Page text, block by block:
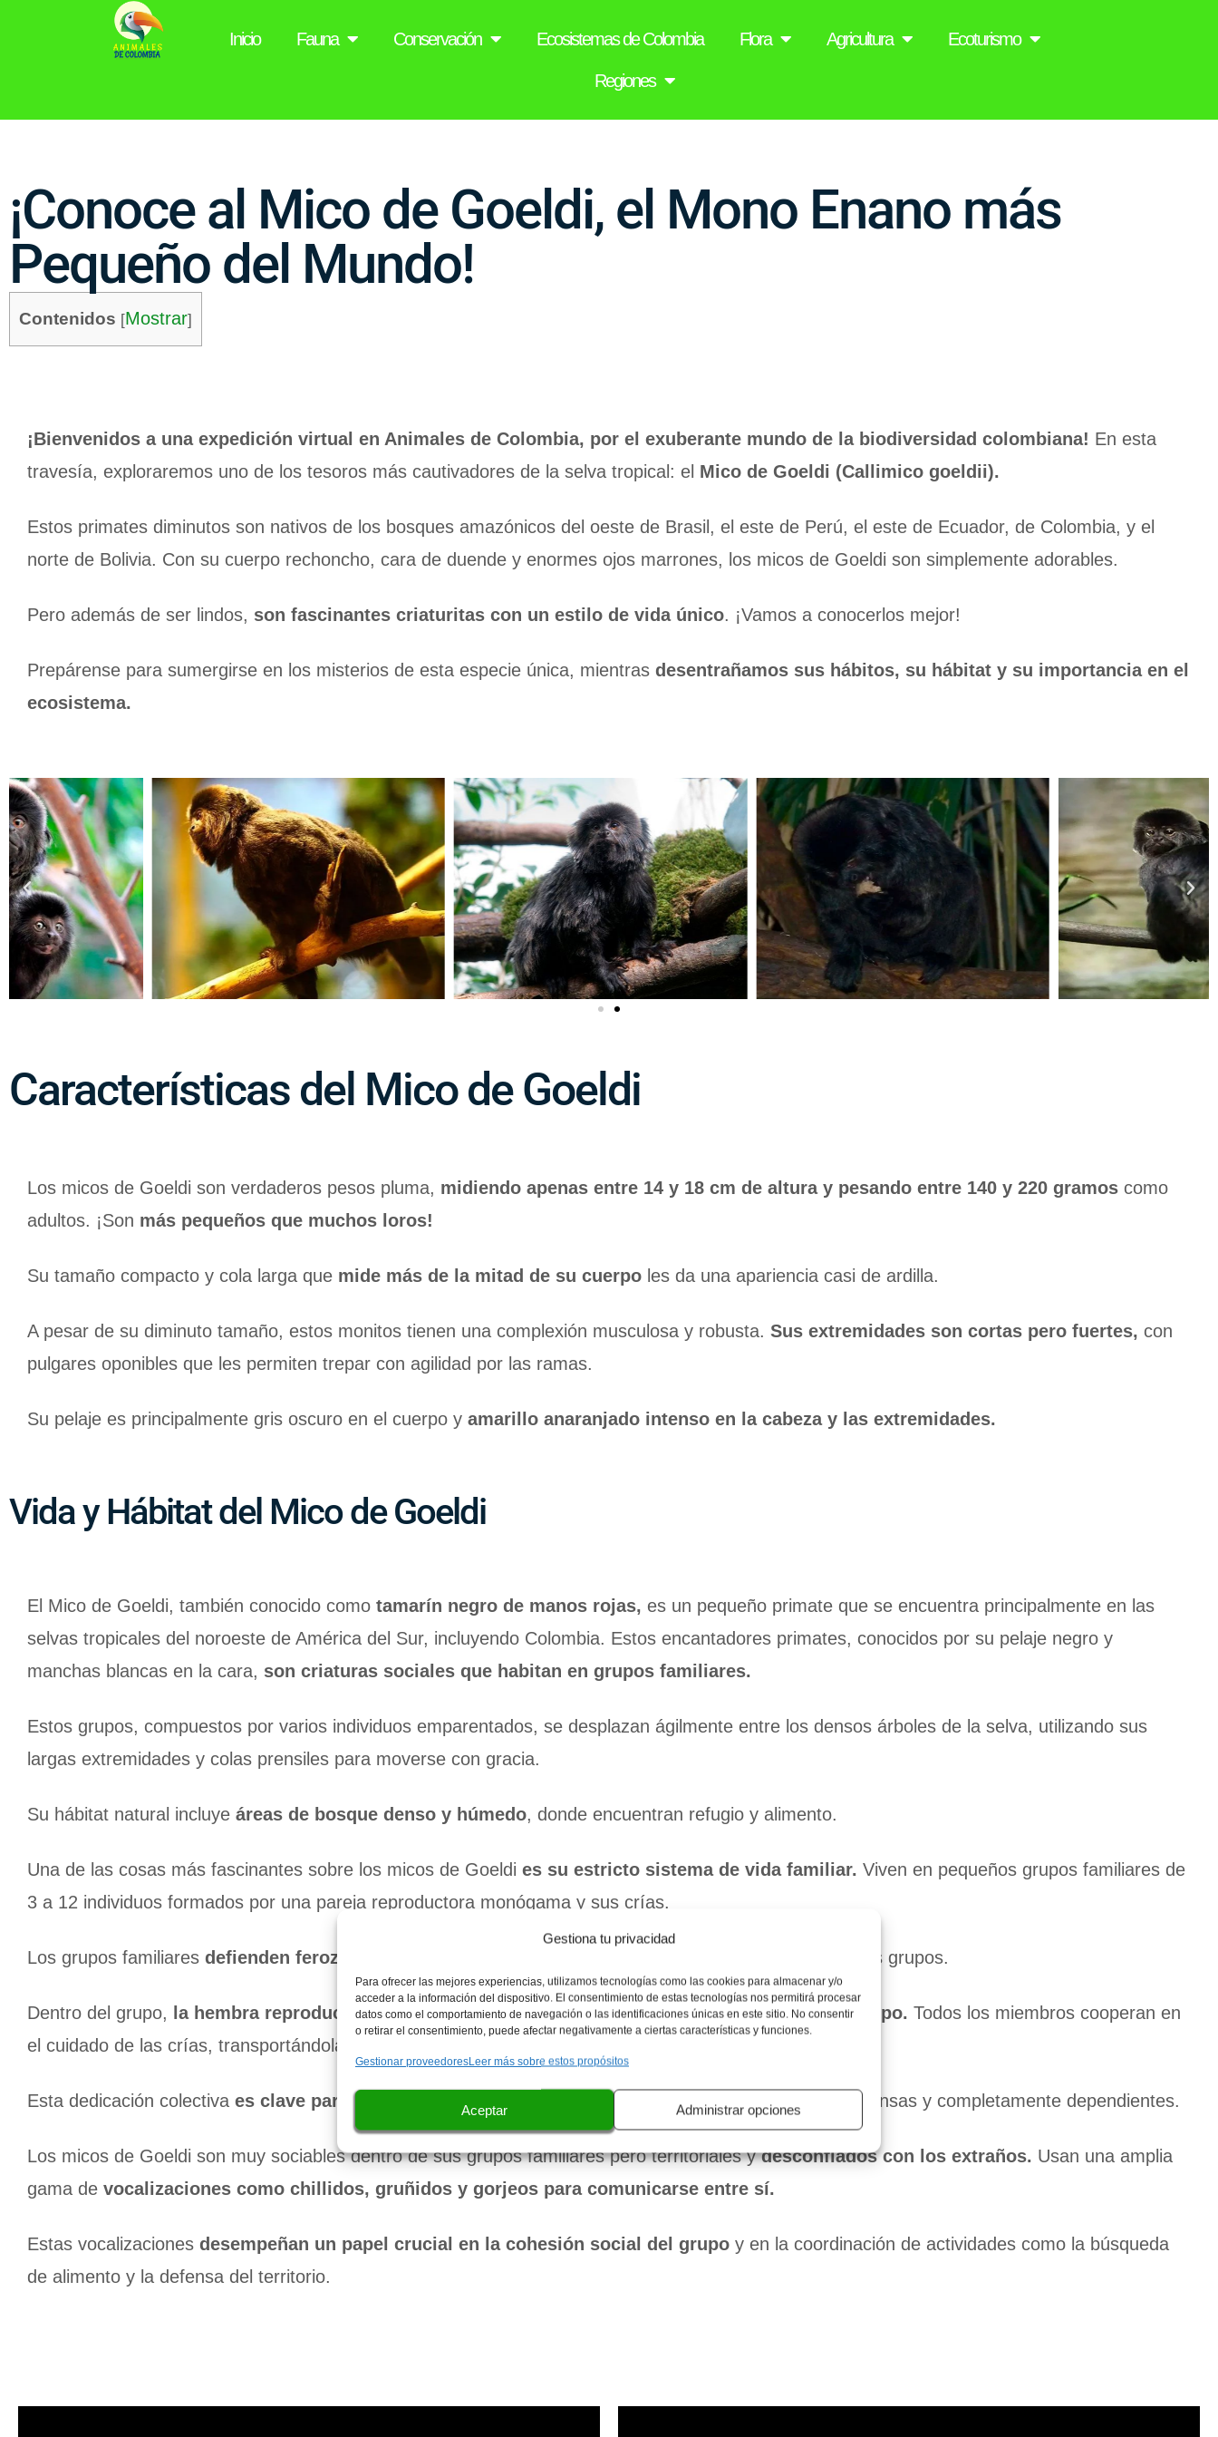
Gestiona tu privacidad
Para ofrecer las mejores experiencias, utilizamos tecnologías como las cookies para almacenar y/o
acceder a la información del dispositivo. El consentimiento de estas tecnologías nos permitirá procesar
datos como el comportamiento de navegación o las identificaciones únicas en este sitio. No consentir
o retirar el consentimiento, puede afectar negativamente a ciertas características y funciones.
Gestionar proveedoresLeer más sobre estos propósitos
Aceptar Administrar opciones
Inicio Fauna Conservación Ecosistemas de Colombia Flora Agricultura Ecoturismo
Regiones
¡Conoce al Mico de Goeldi, el Mono Enano más
Pequeño del Mundo!
Contenidos [Mostrar]
¡Bienvenidos a una expedición virtual en Animales de Colombia, por el exuberante mundo de la biodiversidad colombiana! En esta
travesía, exploraremos uno de los tesoros más cautivadores de la selva tropical: el Mico de Goeldi (Callimico goeldii).
Estos primates diminutos son nativos de los bosques amazónicos del oeste de Brasil, el este de Perú, el este de Ecuador, de Colombia, y el
norte de Bolivia. Con su cuerpo rechoncho, cara de duende y enormes ojos marrones, los micos de Goeldi son simplemente adorables.
Pero además de ser lindos, son fascinantes criaturitas con un estilo de vida único. ¡Vamos a conocerlos mejor!
Prepárense para sumergirse en los misterios de esta especie única, mientras desentrañamos sus hábitos, su hábitat y su importancia en el
ecosistema.
Características del Mico de Goeldi
Los micos de Goeldi son verdaderos pesos pluma, midiendo apenas entre 14 y 18 cm de altura y pesando entre 140 y 220 gramos como
adultos. ¡Son más pequeños que muchos loros!
Su tamaño compacto y cola larga que mide más de la mitad de su cuerpo les da una apariencia casi de ardilla.
A pesar de su diminuto tamaño, estos monitos tienen una complexión musculosa y robusta. Sus extremidades son cortas pero fuertes, con
pulgares oponibles que les permiten trepar con agilidad por las ramas.
Su pelaje es principalmente gris oscuro en el cuerpo y amarillo anaranjado intenso en la cabeza y las extremidades.
Vida y Hábitat del Mico de Goeldi
El Mico de Goeldi, también conocido como tamarín negro de manos rojas, es un pequeño primate que se encuentra principalmente en las
selvas tropicales del noroeste de América del Sur, incluyendo Colombia. Estos encantadores primates, conocidos por su pelaje negro y
manchas blancas en la cara, son criaturas sociales que habitan en grupos familiares.
Estos grupos, compuestos por varios individuos emparentados, se desplazan ágilmente entre los densos árboles de la selva, utilizando sus
largas extremidades y colas prensiles para moverse con gracia.
Su hábitat natural incluye áreas de bosque denso y húmedo, donde encuentran refugio y alimento.
Una de las cosas más fascinantes sobre los micos de Goeldi es su estricto sistema de vida familiar. Viven en pequeños grupos familiares de
3 a 12 individuos formados por una pareja reproductora monógama y sus crías.
Los grupos familiares defienden ferozmente su territorio de varios kilómetros cuadrados contra otros grupos.
Dentro del grupo, la hembra reproductora es la líder y decide los movimientos y actividades del grupo. Todos los miembros cooperan en
el cuidado de las crías, transportándolas, alimentándolas y protegiéndolas.
Esta dedicación colectiva es clave para la supervivencia de las pequeñas crías , que nacen muy indefensas y completamente dependientes.
Los micos de Goeldi son muy sociables dentro de sus grupos familiares pero territoriales ydesconfiados con los extraños. Usan una amplia
gama de vocalizaciones como chillidos, gruñidos y gorjeos para comunicarse entre sí.
Estas vocalizaciones desempeñan un papel crucial en la cohesión social del grupo y en la coordinación de actividades como la búsqueda
de alimento y la defensa del territorio.